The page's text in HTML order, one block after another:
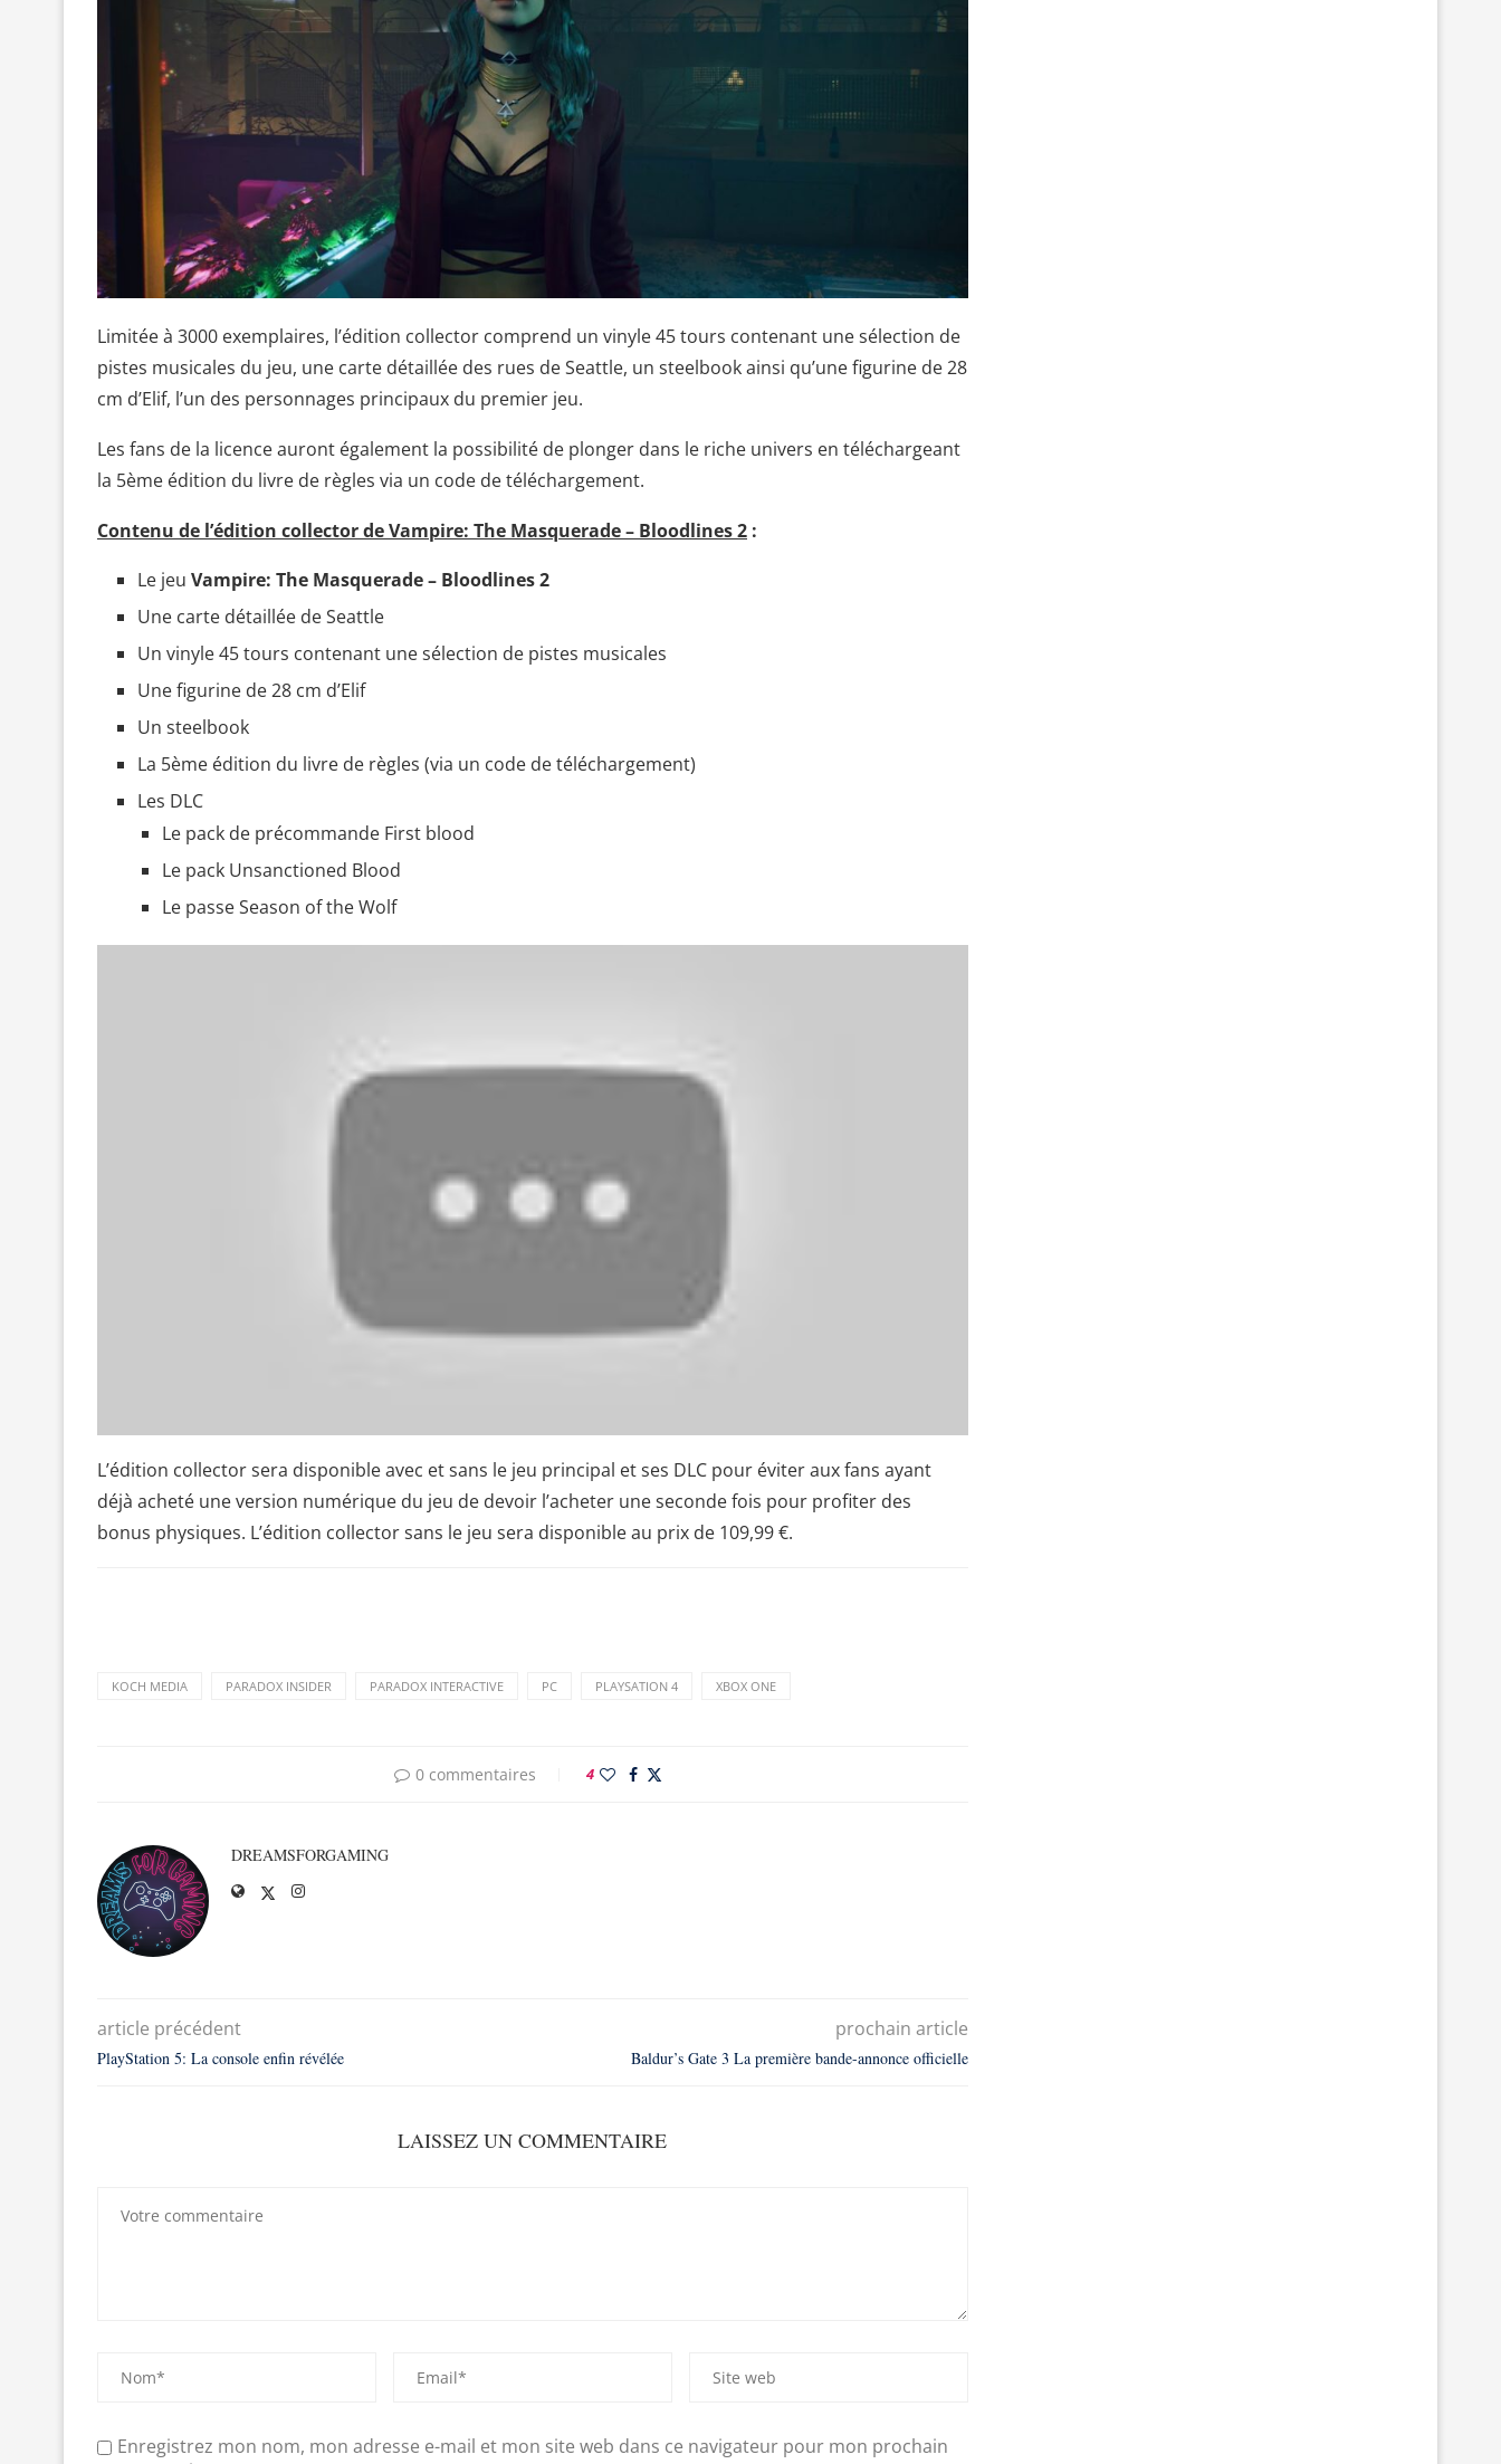
Limitée à 3000 exemplaires, l’édition collector comprend un vinyle 45 tours contenant une sélection de
pistes musicales du jeu, une carte détaillée des rues de Seattle, un steelbook ainsi qu’une figurine de 28
cm d’Elif, l’un des personnages principaux du premier jeu.
Les fans de la licence auront également la possibilité de plonger dans le riche univers en téléchargeant
la 5ème édition du livre de règles via un code de téléchargement.
Contenu de l’édition collector de Vampire: The Masquerade – Bloodlines 2 :
Le jeu Vampire: The Masquerade – Bloodlines 2
Une carte détaillée de Seattle
Un vinyle 45 tours contenant une sélection de pistes musicales
Une figurine de 28 cm d’Elif
Un steelbook
La 5ème édition du livre de règles (via un code de téléchargement)
Les DLC
Le pack de précommande First blood
Le pack Unsanctioned Blood
Le passe Season of the Wolf
L’édition collector sera disponible avec et sans le jeu principal et ses DLC pour éviter aux fans ayant
déjà acheté une version numérique du jeu de devoir l’acheter une seconde fois pour profiter des
bonus physiques. L’édition collector sans le jeu sera disponible au prix de 109,99 €.
KOCH MEDIA PARADOX INSIDER PARADOX INTERACTIVE PC PLAYSATION 4 XBOX ONE
0 commentaires 4
DREAMSFORGAMING
article précédent
PlayStation 5: La console enfin révélée
prochain article
Baldur’s Gate 3 La première bande-annonce officielle
LAISSEZ UN COMMENTAIRE
Enregistrez mon nom, mon adresse e-mail et mon site web dans ce navigateur pour mon prochain